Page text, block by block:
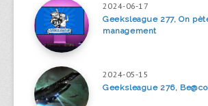
2024-06-17
Geeksleague 277, On
management
2024-05-15
Geeksleague 276,